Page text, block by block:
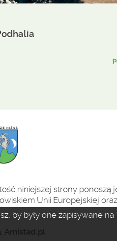
niniejszej strony ponoszą
Unii Europejskiej oraz
Amistad.pl
by były one zapisywane